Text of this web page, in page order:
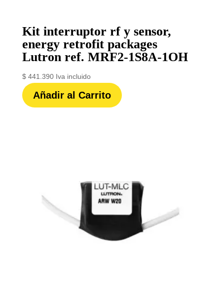
Kit interruptor rf y sensor,
energy retrofit packages
Lutron ref. MRF2-1S8A-1OH
$441.390 Iva incluido
Añadir al Carrito